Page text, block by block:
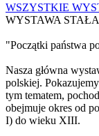
WSZYSTKIE
WYSTAWA STAŁA
"Początki państwa
Nasza główna
polskiej.
tym tematem,
obejmuje okres od
I) do wieku XIII.